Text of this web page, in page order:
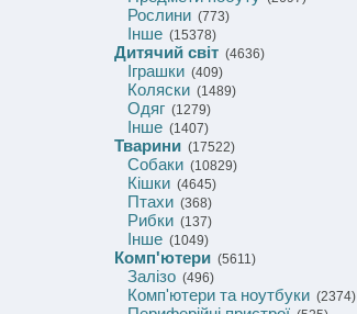
Рослини (773)
Інше (15378)
Дитячий світ (4636)
Іграшки (409)
Коляски (1489)
Одяг (1279)
Інше (1407)
Тварини (17522)
Собаки (10829)
Кішки (4645)
Птахи (368)
Рибки (137)
Інше (1049)
Комп'ютери (5611)
Залізо (496)
Комп'ютери та ноутбуки (2374)